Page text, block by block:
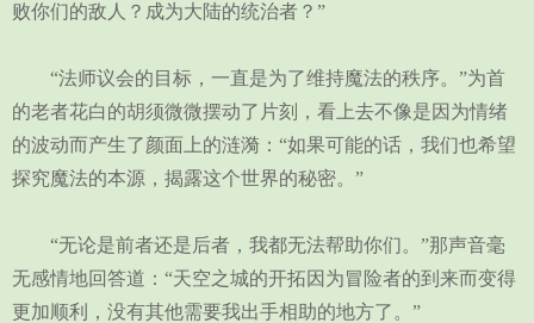
败你们的敌人？成为大陆的统治者？”
“法师议会的目标，一直是为了维持魔法的秩序。”为首
的老者花白的胡须微微摆动了片刻，看上去不像是因为情绪
的波动而产生了颜面上的涟漪：“如果可能的话，我们也希望
探究魔法的本源，揭露这个世界的秘密。”
“无论是前者还是后者，我都无法帮助你们。”那声音毫
无感情地回答道：“天空之城的开拓因为冒险者的到来而变得
更加顺利，没有其他需要我出手相助的地方了。”